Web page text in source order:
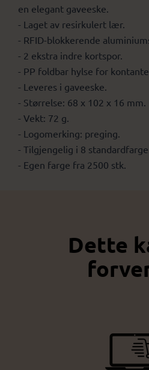
en elegant gaveeske.
- Laget av resirkulert lær.
- RFID-blokkerende
- 2 ekstra indre kortspor.
- PP foldbar hylse for
- Leveres i gaveeske.
- Størrelse: 68 x 102 x 16 mm.
- Vekt: 72 g.
- Logomerking: preging.
- Tilgjengelig i 8
- Egen farge fra 2500 stk.
Dette